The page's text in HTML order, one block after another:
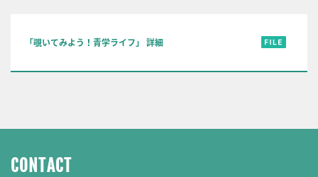
「覗いてみよう！青学ライフ」 詳細
CONTACT